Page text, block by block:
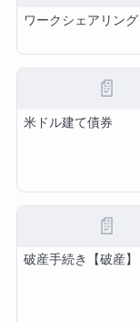
ワークシェアリン
📄
米ドル建て債券
📄
破産手続き【破産】